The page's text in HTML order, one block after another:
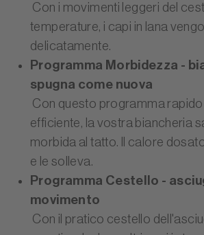
Con i movimenti leggeri del
temperature, i capi in lana
delicatamente.
Programma Morbidezza -
spugna come nuova
Con questo programma
efficiente, la vostra biancheria
morbida al tatto. Il calore
e le solleva.
Programma Cestello -
movimento
Con il pratico cestello